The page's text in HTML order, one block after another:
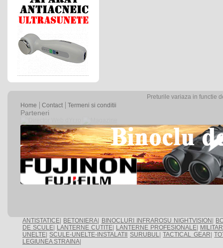
Preturile variaza in functie
Home
Contact Termeni si conditii
Parteneri
ANTISTATICE BETONIERA BINOCLURI INFRAROSU NIGHTVISION
DE SCULE
LANTERNE CUTITE LANTERNE PROFESIONALE
UNELTE SCULE-UNELTE-INSTALATII SURUBUL|TACTICAL GEAR |
LEGIUNEA STRAINA